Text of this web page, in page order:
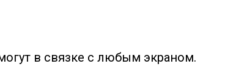
в связке с любым экраном.